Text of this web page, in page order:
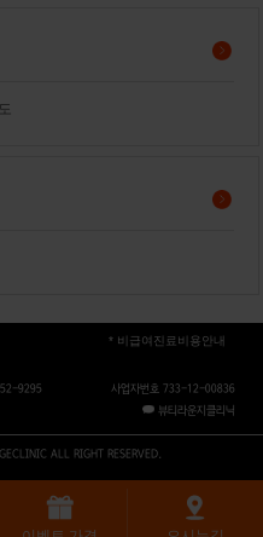
* 비급여진료비용안내
9295
사업자번호 733-12-00836
뷰티라운지클리닉
ALL RIGHT RESERVED.